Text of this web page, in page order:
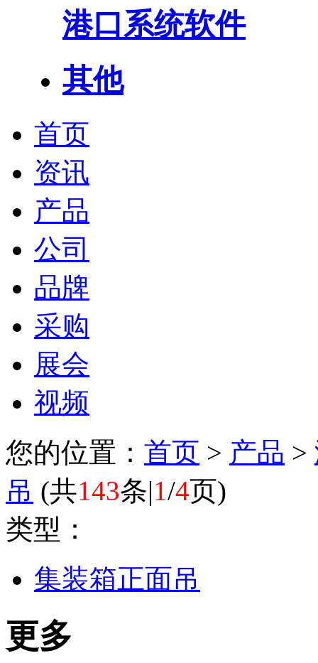
港口系统软件
其他
首页
资讯
产品
公司
品牌
采购
展会
视频
您的位置： 首页 > 产品 >
吊 (共143条|1/4页)
类型：
集装箱正面吊
更多